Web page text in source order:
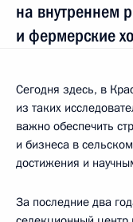
на внутреннем
и фермерские
Сегодня здесь, в
из таких
важно обеспечить
и бизнеса в
достижения и
За последние два